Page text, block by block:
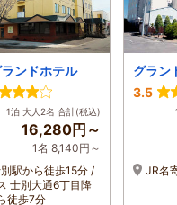
ンドホテル
1泊 大人2名 合計(税込)
16,280円～
1名 8,140円～
駅から徒歩15分 /
士別大通6丁目降
徒歩7分
グラン
3.5
JR名